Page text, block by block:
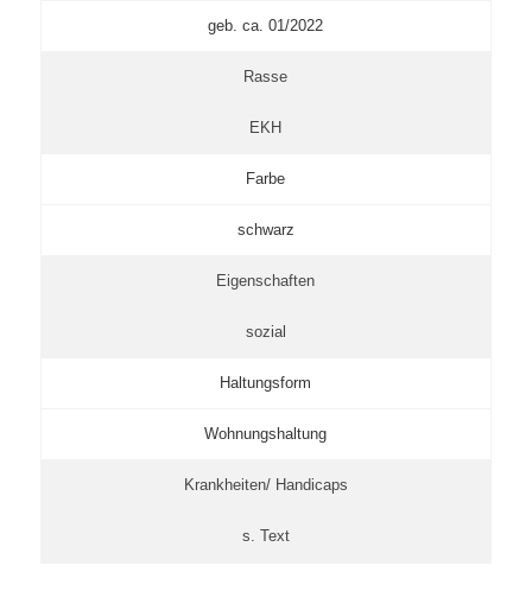
geb. ca. 01/2022
Rasse
EKH
Farbe
schwarz
Eigenschaften
sozial
Haltungsform
Wohnungshaltung
Krankheiten/ Handicaps
s. Text